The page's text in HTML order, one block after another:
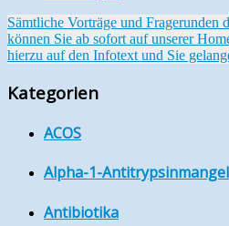
Sämtliche Vorträge und Fragerunden
können Sie ab sofort auf unserer
hierzu auf den Infotext und Sie
Kategorien
ACOS
Alpha-1-Antitrypsinmangel
Antibiotika